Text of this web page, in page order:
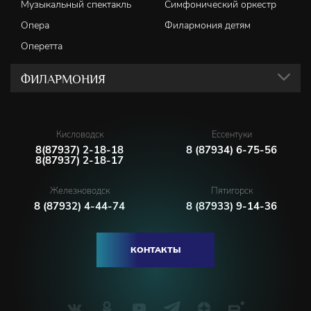
Музыкальный спектакль
Симфонический оркестр
Опера
Филармония детям
Оперетта
ФИЛАРМОНИЯ
Кисловодск
8(87937) 2-18-18
8(87937) 2-18-17
Ессентуки
8 (87934) 6-75-56
Железноводск
8 (87932) 4-44-74
Пятигорск
8 (87933) 9-14-36
КОНТАКТЫ